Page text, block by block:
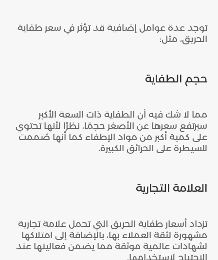
توجد عدة عوامل إضافية قد تؤثر في سعر طفاية
الحريق، مثل:
حجم الطفاية
مما لا شك فيه أن الطفاية ذات السعة الأكبر
سيرتفع سعرها عن الأصغر حجمًا، نظرًا لأنها تحتوي
على كمية أكبر من مواد الإطفاء كما أنها صُممت
للسيطرة على الحرائق الكبيرة.
العلامة التجارية
تزداد أسعار طفاية الحريق التي تحمل علامة تجارية
مشهورة لثقة العملاء بها، بالإضافة إلى امتلاكها
لشهادات عالمية موثقة مما يضمن فعاليتها عند
الاحتياج لاستخدامها.